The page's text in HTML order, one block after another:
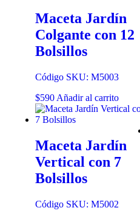
Maceta Jardín
Colgante con 12
Bolsillos
Código SKU: M5003
$590 Añadir al carrito
Maceta Jardín
Vertical con 7
Bolsillos
Código SKU: M5002